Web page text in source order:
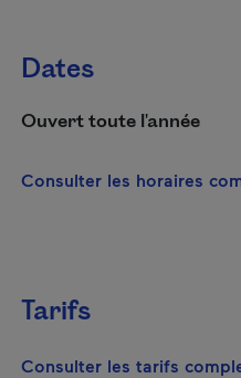
Dates
Ouvert toute l'année
Consulter les horaires
Tarifs
Consulter les tarifs